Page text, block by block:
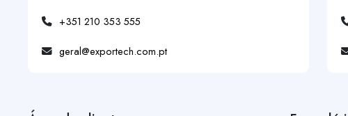
+351 210 353 555
geral@exportech.com.pt